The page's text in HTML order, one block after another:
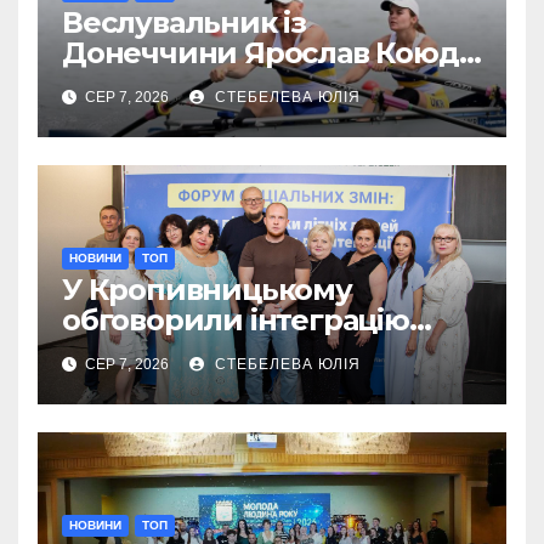
Веслувальник із
Донеччини Ярослав Коюда
завоював «срібло»
чемпіонату Європи
СЕР 7, 2026 СТЕБЕЛЕВА ЮЛІЯ
НОВИНИ ТОП
У Кропивницькому
обговорили інтеграцію
літніх переселенців
СЕР 7, 2026 СТЕБЕЛЕВА ЮЛІЯ
НОВИНИ ТОП